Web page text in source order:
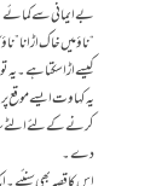
بے ایمانی سے کمائے
“ناؤ میں خاک
کیسے اڑا سکتا ہے۔
یہ کہاوت ایسے موقع
کرنے کے لئے الٹے
دے۔